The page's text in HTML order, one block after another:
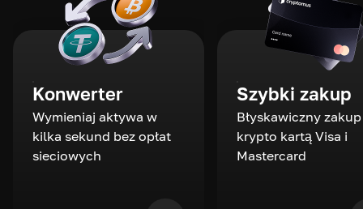
Konwerter
Wymieniaj aktywa w
kilka sekund bez opłat
sieciowych
Szybki zakup
Błyskawiczny zakup
krypto kartą Visa i
Mastercard